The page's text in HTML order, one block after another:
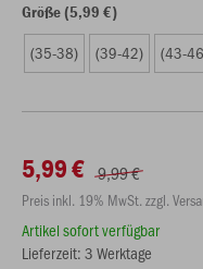
Größe (5,99 €)
(35-38) (39-42) (43-
5,99 € 9,99 €
Preis inkl. 19% MwSt. zzgl.
Artikel sofort verfügbar
Lieferzeit: 3 Werktage